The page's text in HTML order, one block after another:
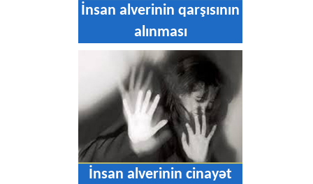
İnsan alverinin qarşısının
alınması
İnsan alverinin cinayət